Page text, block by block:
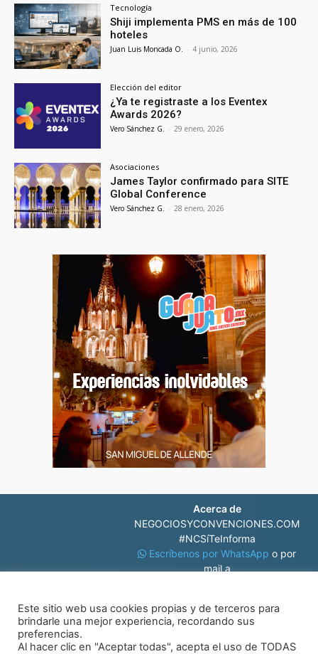
Tecnología
Shiji implementa PMS en más de 100
hoteles
Juan Luis Moncada O. - 4 junio, 2026
Elección del editor
¿Ya te registraste a los Eventex
Awards 2026?
Vero Sánchez G. - 29 enero, 2026
Asociaciones
James Taylor confirmado para SITE
Global Conference
Vero Sánchez G. - 28 enero, 2026
Acerca de
NEGOCIOSYCONVENCIONES.COM
#NCSíTeInforma
Escríbenos por WhatsAppo por
mail a
Este sitio web usa cookies propias y de terceros para
brindarle una mejor experiencia, recordando sus
preferencias.
Al hacer clic en "Aceptar todas", acepta el uso de TODAS